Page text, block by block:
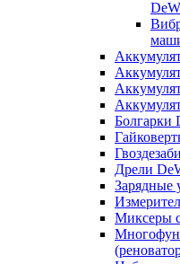
Болгарки
Дрели
Зарядные
Миксеры